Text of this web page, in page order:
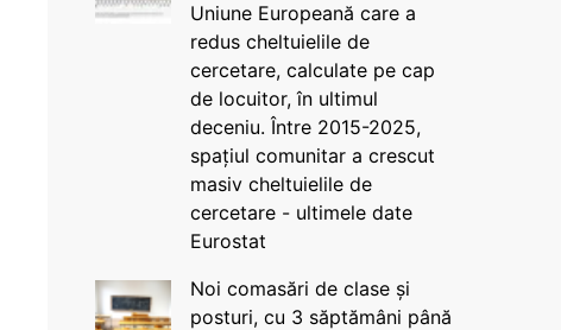
Uniune Europeană care a
redus cheltuielile de
cercetare, calculate pe cap
de locuitor, în ultimul
deceniu. Între 2015-2025,
spațiul comunitar a crescut
masiv cheltuielile de
cercetare - ultimele date
Eurostat
Noi comasări de clase și
posturi, cu 3 săptămâni până